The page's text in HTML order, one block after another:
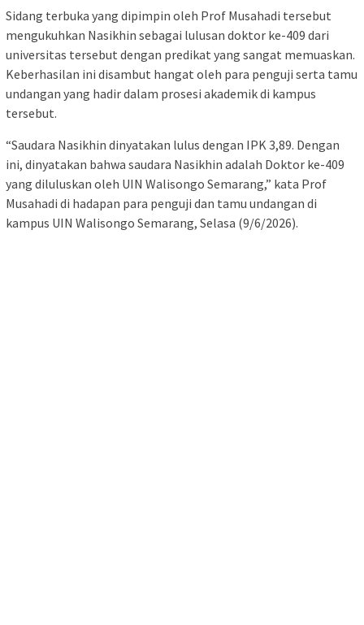
Sidang terbuka yang dipimpin oleh Prof Musahadi tersebut
mengukuhkan Nasikhin sebagai lulusan doktor ke-409 dari
universitas tersebut dengan predikat yang sangat memuaskan.
Keberhasilan ini disambut hangat oleh para penguji serta tamu
undangan yang hadir dalam prosesi akademik di kampus
tersebut.
“Saudara Nasikhin dinyatakan lulus dengan IPK 3,89. Dengan
ini, dinyatakan bahwa saudara Nasikhin adalah Doktor ke-409
yang diluluskan oleh UIN Walisongo Semarang,” kata Prof
Musahadi di hadapan para penguji dan tamu undangan di
kampus UIN Walisongo Semarang, Selasa (9/6/2026).